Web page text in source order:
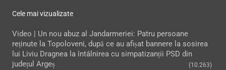
Cele mai vizualizate
Video | Un nou abuz al Jandarmeriei: Patru persoane
reținute la Topoloveni, după ce au afișat bannere la sosirea
lui Liviu Dragnea la întâlnirea cu simpatizanții PSD din
județul Argeș
(10.263)